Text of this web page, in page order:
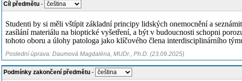
Cíl předmětu -
Studenti by si měli vštípit základní principy lidských onemocnění a
zasílání materiálu na bioptické vyšetření, a být v budoucnosti schopni
tohoto oboru a úlohy patologa jako klíčového člena interdisciplinárního
Poslední úprava: Daumová Magdaléna, MUDr., Ph.D. (23.09.2025)
Podmínky zakončení předmětu -